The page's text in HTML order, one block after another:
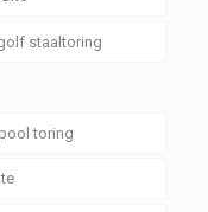
staaltoring
toring